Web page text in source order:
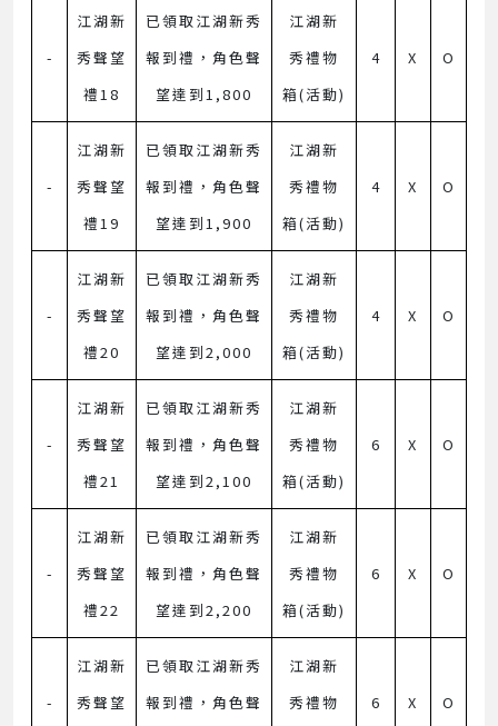
-
江湖新
秀聲望
禮18
已領取江湖新秀
報到禮，角色聲
望達到1,800
江湖新
秀禮物
箱(活動)
4 X O
-
江湖新
秀聲望
禮19
已領取江湖新秀
報到禮，角色聲
望達到1,900
江湖新
秀禮物
箱(活動)
4 X O
-
江湖新
秀聲望
禮20
已領取江湖新秀
報到禮，角色聲
望達到2,000
江湖新
秀禮物
箱(活動)
4 X O
-
江湖新
秀聲望
禮21
已領取江湖新秀
報到禮，角色聲
望達到2,100
江湖新
秀禮物
箱(活動)
6 X O
-
江湖新
秀聲望
禮22
已領取江湖新秀
報到禮，角色聲
望達到2,200
江湖新
秀禮物
箱(活動)
6 X O
-
江湖新
秀聲望
已領取江湖新秀
報到禮，角色聲
江湖新
秀禮物
6 X O